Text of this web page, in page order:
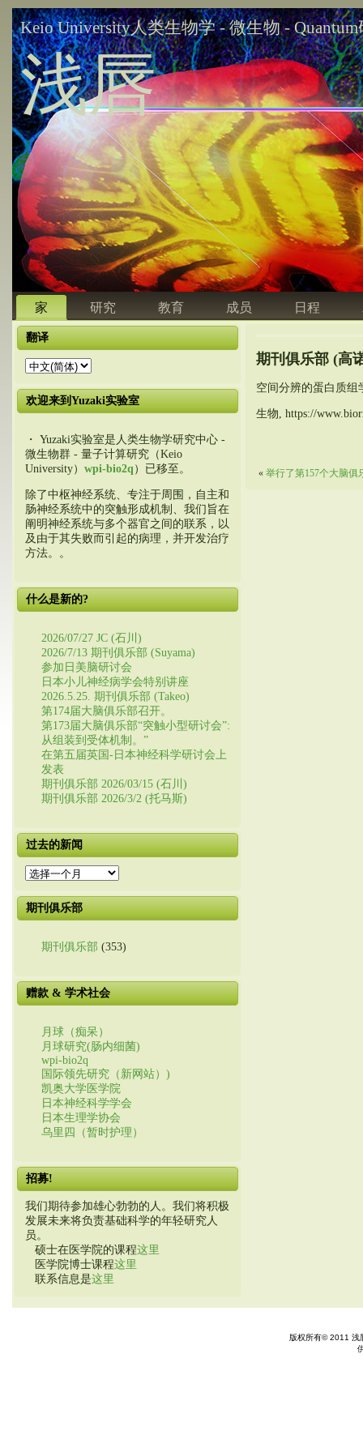
Keio University人类生物学 - 微生物 -
浅唇
家 研究 教育 成员 日程
翻译
欢迎来到Yuzaki实验室
・ Yuzaki实验室是人类生物学研究中心 -
微生物群 - 量子计算研究（Keio
University） wpi-bio2q ）已移至。
除了中枢神经系统、专注于周围，自主和
肠神经系统中的突触形成机制、我们旨在
阐明神经系统与多个器官之间的联系，以
及由于其失败而引起的病理，并开发治疗
方法。。
什么是新的?
2026/07/27 JC (石川)
2026/7/13 期刊俱乐部 (Suyama)
参加日美脑研讨会
日本小儿神经病学会特别讲座
2026.5.25. 期刊俱乐部 (Takeo)
第174届大脑俱乐部召开。
第173届大脑俱乐部“突触小型研讨会”:
从组装到受体机制。”
在第五届英国-日本神经科学研讨会上
发表
期刊俱乐部 2026/03/15 (石川)
期刊俱乐部 2026/3/2 (托马斯)
过去的新闻
过
的
新
期刊俱乐部
期刊俱乐部 (353)
赠款 & 学术社会
月球（痴呆）
月球研究(肠内细菌)
wpi-bio2q
国际领先研究（新网站）)
凯奥大学医学院
日本神经科学学会
日本生理学协会
乌里四（暂时护理）
招募!
我们期待参加雄心勃勃的人。我们将积极
发展未来将负责基础科学的年轻研究人
员。
硕士在医学院的课程这里
医学院博士课程这里
联系信息是这里
期刊俱乐部 (高
空间分辨的蛋白质组
生物, https://
« 举行了第157个大脑俱
版权所有© 2011 浅